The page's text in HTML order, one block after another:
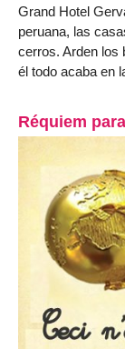
Grand Hotel
peruana, las
cerros. Arden los
él todo acaba en
Réquiem